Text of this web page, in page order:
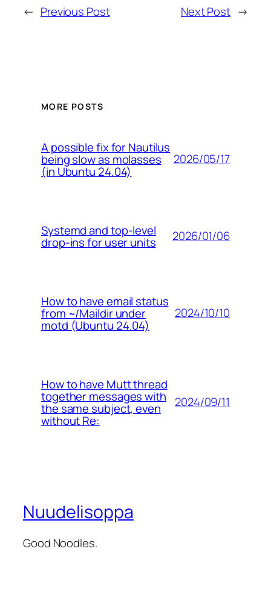
← Previous Post Next Post →
MORE POSTS
A possible fix for Nautilus
being slow as molasses
(in Ubuntu 24.04)
2026/05/17
Systemd and top-level
drop-ins for user units 2026/01/06
How to have email status
from ~/Maildir under
motd (Ubuntu 24.04)
2024/10/10
How to have Mutt thread
together messages with
the same subject, even
without Re:
2024/09/11
Nuudelisoppa
Good Noodles.